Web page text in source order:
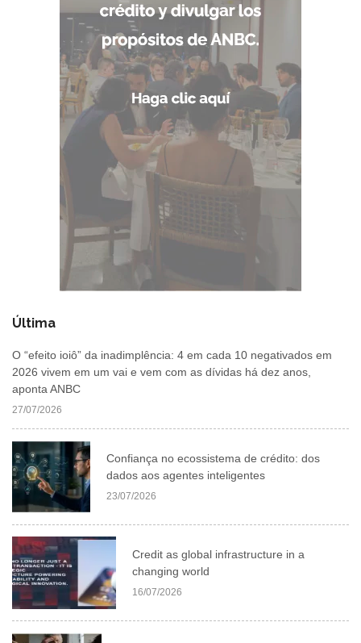
Última
O “efeito ioiô” da inadimplência: 4 em cada 10 negativados em
2026 vivem em um vai e vem com as dívidas há dez anos,
aponta ANBC
27/07/2026
Confiança no ecossistema de crédito: dos
dados aos agentes inteligentes
23/07/2026
Credit as global infrastructure in a
changing world
16/07/2026